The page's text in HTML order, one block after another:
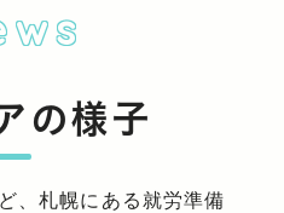
の様子
、札幌にある就労準備